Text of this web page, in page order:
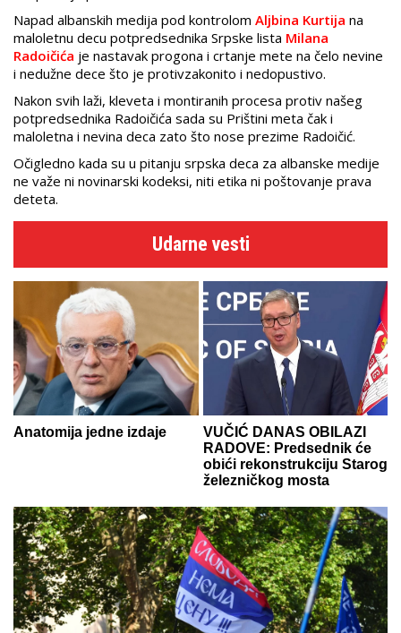
Napad albanskih medija pod kontrolom Aljbina Kurtija na
maloletnu decu potpredsednika Srpske lista Milana
Radoičića je nastavak progona i crtanje mete na čelo nevine
i nedužne dece što je protivzakonito i nedopustivo.
Nakon svih laži, kleveta i montiranih procesa protiv našeg
potpredsednika Radoičića sada su Prištini meta čak i
maloletna i nevina deca zato što nose prezime Radoičić.
Očigledno kada su u pitanju srpska deca za albanske medije
ne važe ni novinarski kodeksi, niti etika ni poštovanje prava
deteta.
Udarne vesti
Anatomija jedne izdaje
VUČIĆ DANAS OBILAZI
RADOVE: Predsednik će
obići rekonstrukciju Starog
železničkog mosta